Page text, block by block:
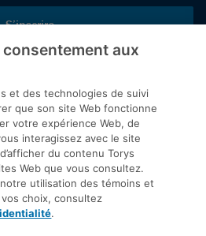
S’inscrire
de Torys pour recevoir nos derniers
de webinaires et d’événements et
S.E.N.C.R.L. Tous droits
personnels
aux
et des technologies de suivi
que son site Web fonctionne
votre expérience Web, de
interagissez avec le site
du contenu Torys
Web que vous consultez.
utilisation des témoins et
choix, consultez
.